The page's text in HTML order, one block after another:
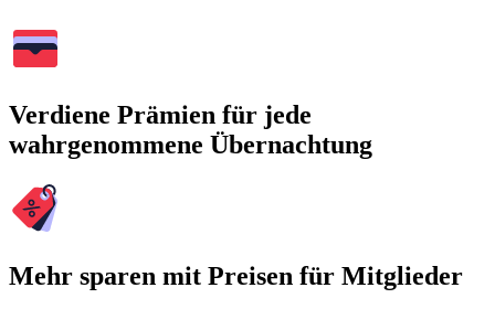
Verdiene Prämien für jede
wahrgenommene Übernachtung
Mehr sparen mit Preisen für Mitglieder